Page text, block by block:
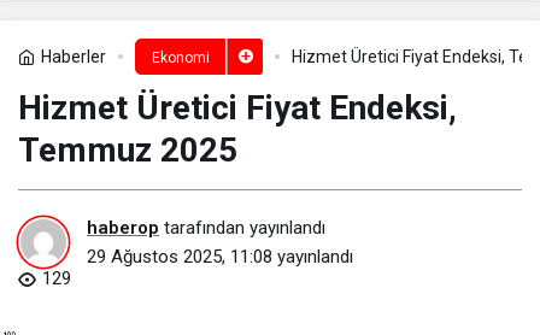
Haberler Ekonomi Hizmet Üretici Fiyat Endeksi,
Hizmet Üretici Fiyat Endeksi,
Temmuz 2025
haberop tarafından yayınlandı
29 Ağustos 2025, 11:08 yayınlandı
129